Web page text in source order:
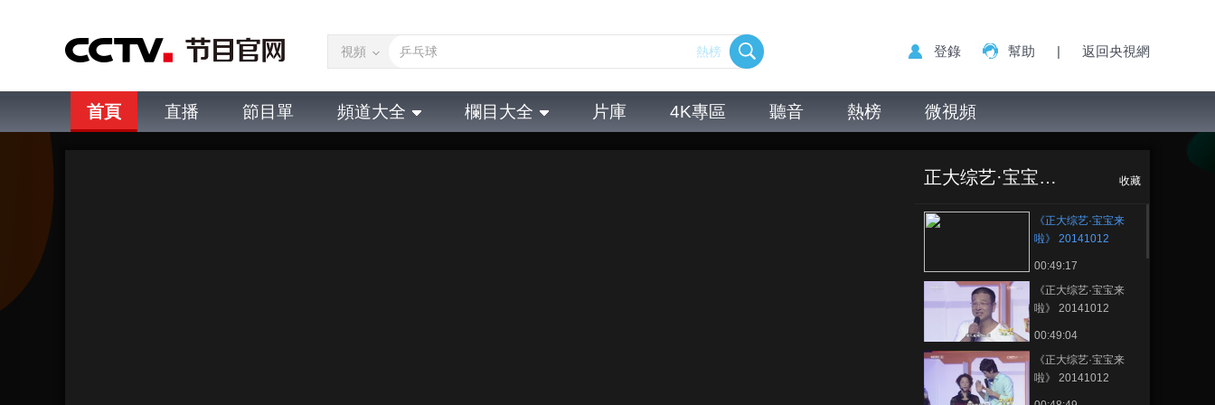
視頻 熱榜 登錄 幫助 | 返回央視網
首頁 直播 節目單 頻道大全 欄目大全 片庫 4K專區 聽音 熱榜 微視頻
正大综艺·宝宝来啦 收藏
《正大综艺·宝宝来
啦》 20141012
00:49:17
《正大综艺·宝宝来
啦》 20141012
00:49:04
《正大综艺·宝宝来
啦》 20141012